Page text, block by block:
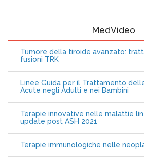
MedVideo
Tumore della tiroide avanzato:
fusioni TRK
Linee Guida per il Trattamento
Acute negli Adulti e nei Bambini
Terapie innovative nelle malattie
update post ASH 2021
Terapie immunologiche nelle